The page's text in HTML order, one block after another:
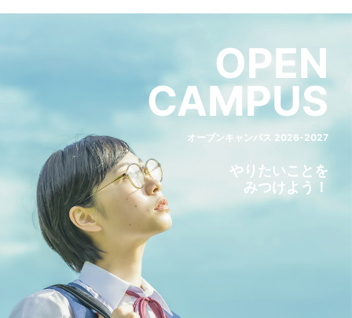
OPEN
CAMPUS
オープンキャンパス 2026-2027
やりたいことを
みつけよう！